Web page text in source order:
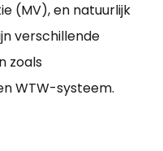
(MV), en natuurlijk
verschillende
zoals
WTW-systeem.